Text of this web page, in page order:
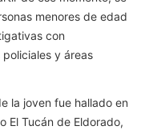
menores de edad
con
y áreas
la joven fue hallado en
El Tucán de Eldorado,